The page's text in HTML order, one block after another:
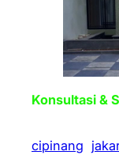
Konsultasi &
cipinang